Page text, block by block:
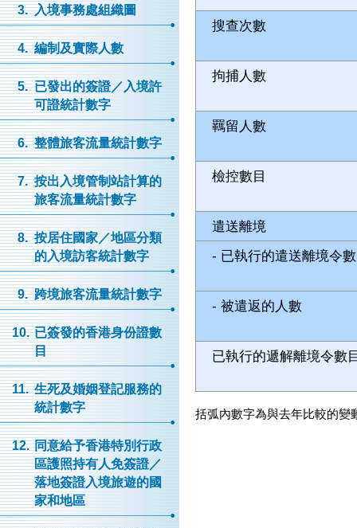
3. 入境事務處組織圖
4. 編制及實際人數
5. 已發出的簽證／入境許
可證統計數字
6. 整體旅客流量統計數字
7. 按出入境管制站計算的
旅客流量統計數字
8. 按居住國家／地區分類
的入境訪客統計數字
9. 跨境旅客流量統計數字
10. 已簽發的香港身份證數
目
11. 生死及婚姻登記服務的
統計數字
12. 同意給予香港特別行政
區護照持有人免簽證／
落地簽證入境旅遊的國
家和地區
搜查次數
拘捕人數
羈留人數
檢控數目
遣送離境
- 已執行的遣送離境令
- 被遣返的人數
已執行的遞解離境令數
括弧內數字為與去年比較的變